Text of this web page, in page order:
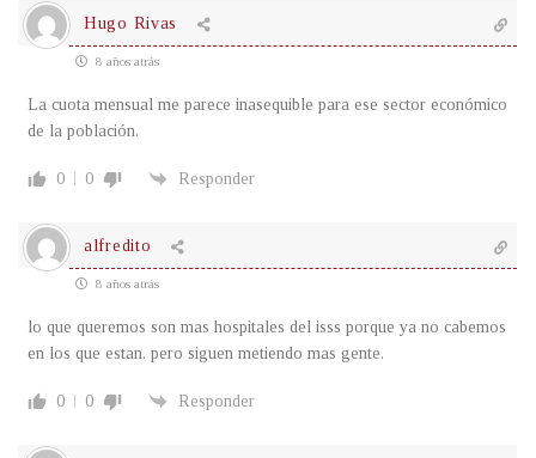
Hugo Rivas
8 años atrás
La cuota mensual me parece inasequible para ese sector económico
de la población.
0 0 Responder
alfredito
8 años atrás
lo que queremos son mas hospitales del isss porque ya no cabemos
en los que estan. pero siguen metiendo mas gente.
0 0 Responder